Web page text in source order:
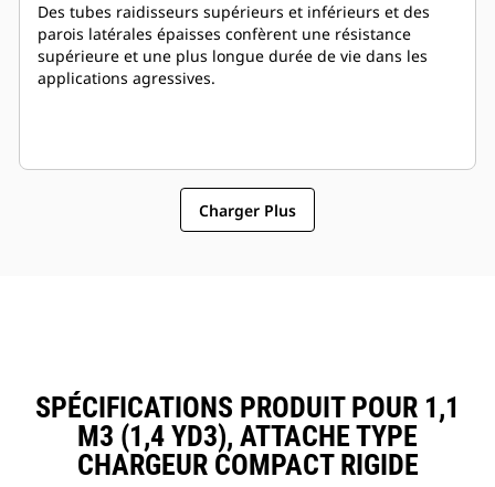
Des tubes raidisseurs supérieurs et inférieurs et des
parois latérales épaisses confèrent une résistance
supérieure et une plus longue durée de vie dans les
applications agressives.
Charger Plus
SPÉCIFICATIONS PRODUIT POUR 1,1
M3 (1,4 YD3), ATTACHE TYPE
CHARGEUR COMPACT RIGIDE